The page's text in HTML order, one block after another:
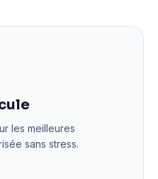
les meilleures
sans stress.